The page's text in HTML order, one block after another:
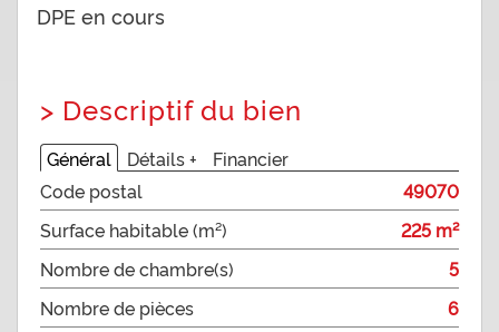
DPE en cours
> Descriptif du bien
Général Détails +
Financier
Code postal
49070
Surface habitable (m²)
225 m²
Nombre de chambre(s)
5
Nombre de pièces
6